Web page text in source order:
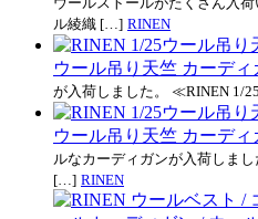
ル綾織 […] RINEN
ウール吊り天竺 カーディ
が入荷しました。 ≪RINEN 1/
ウール吊り天竺 カーディ
ルなカーディガンが入荷しま
[…] RINEN